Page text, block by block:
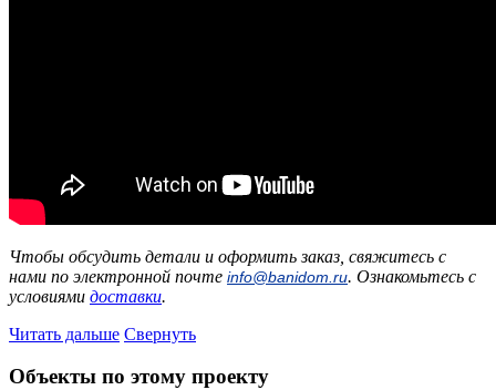
Чтобы обсудить детали и оформить заказ, свяжитесь с
нами по электронной почте info@banidom.ru. Ознакомьтесь с
условиями доставки.
Читать дальше Свернуть
Объекты по этому проекту